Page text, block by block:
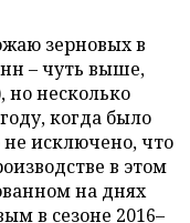
зерновых в
– чуть выше,
несколько
когда было
исключено, что
в этом
на днях
в сезоне 2016–